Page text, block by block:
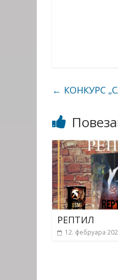
← КОНКУРС
РЕПТИЛ
12. фебруара